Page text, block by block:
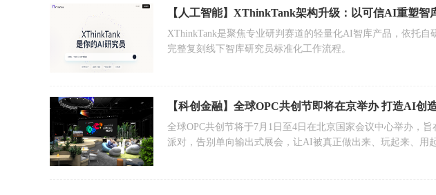
XThinkTank是聚焦专业研判赛道的轻量化AI智库产品，依托自
完整复刻线下智库研究员标准化工作流程。
【科创金融】全球OPC共创节即将在京举办 打造AI创
全球OPC共创节将于7月1日至4日在北京国家会议中心举办，
派对，告别单向输出式展会，让AI被真正做出来、玩起来、用